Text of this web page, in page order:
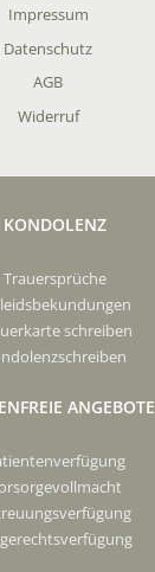
Impressum
Datenschutz
AGB
Widerruf
KONDOLENZ
Trauersprüche
schreiben
ANGEBOTE